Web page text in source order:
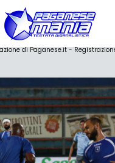
di Paganese.it -